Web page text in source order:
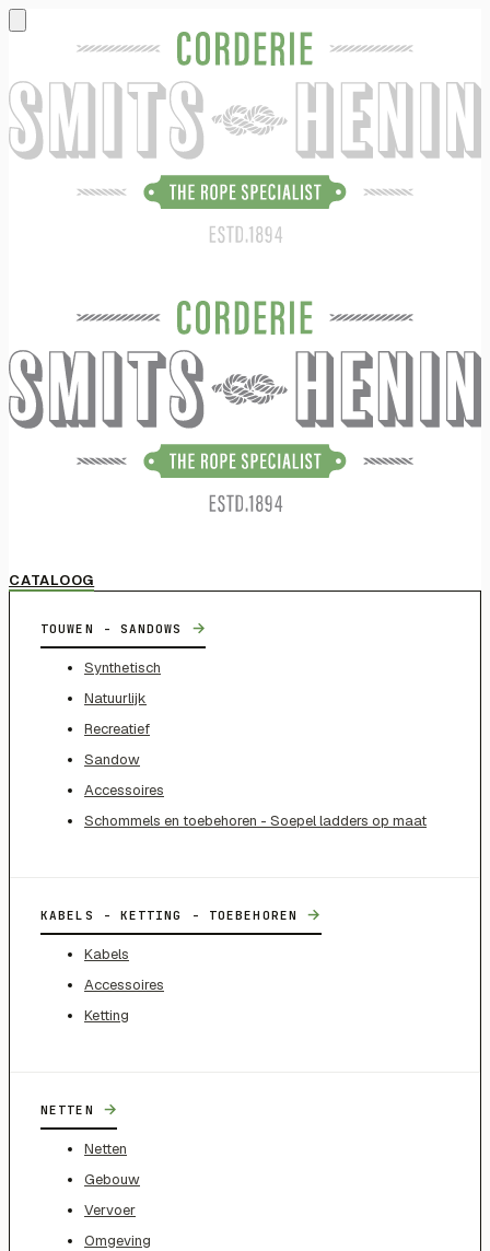
CATALOOG
TOUWEN - SANDOWS →
Synthetisch
Natuurlijk
Recreatief
Sandow
Accessoires
Schommels en toebehoren - Soepel ladders op maat
KABELS - KETTING - TOEBEHOREN →
Kabels
Accessoires
Ketting
NETTEN →
Netten
Gebouw
Vervoer
Omgeving